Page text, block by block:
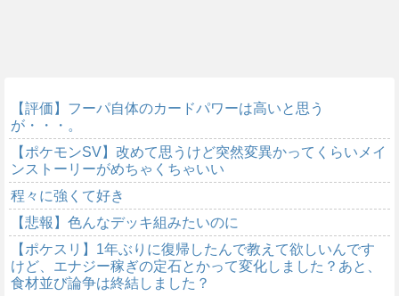
【評価】フーパ自体のカードパワーは高いと思う
が・・・。
【ポケモンSV】改めて思うけど突然変異かってくらいメイ
ンストーリーがめちゃくちゃいい
程々に強くて好き
【悲報】色んなデッキ組みたいのに
【ポケスリ】1年ぶりに復帰したんで教えて欲しいんです
けど、エナジー稼ぎの定石とかって変化しました？あと、
食材並び論争は終結しました？